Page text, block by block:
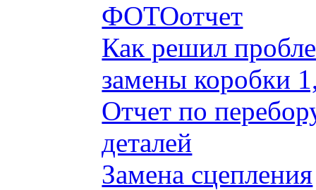
ФОТОотчет
Как решил
замены коробки
Отчет по
деталей
Замена сцепления